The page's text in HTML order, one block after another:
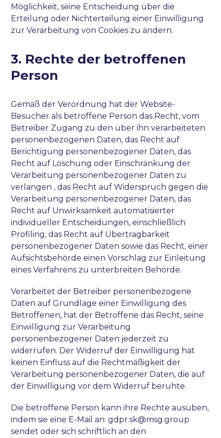
Möglichkeit, seine Entscheidung über die
Erteilung oder Nichterteilung einer Einwilligung
zur Verarbeitung von Cookies zu ändern.
3. Rechte der betroffenen
Person
Gemäß der Verordnung hat der Website-
Besucher als betroffene Person das Recht, vom
Betreiber Zugang zu den über ihn verarbeiteten
personenbezogenen Daten, das Recht auf
Berichtigung personenbezogener Daten, das
Recht auf Löschung oder Einschränkung der
Verarbeitung personenbezogener Daten zu
verlangen , das Recht auf Widerspruch gegen die
Verarbeitung personenbezogener Daten, das
Recht auf Unwirksamkeit automatisierter
individueller Entscheidungen, einschließlich
Profiling, das Recht auf Übertragbarkeit
personenbezogener Daten sowie das Recht, einer
Aufsichtsbehörde einen Vorschlag zur Einleitung
eines Verfahrens zu unterbreiten Behörde.
Verarbeitet der Betreiber personenbezogene
Daten auf Grundlage einer Einwilligung des
Betroffenen, hat der Betroffene das Recht, seine
Einwilligung zur Verarbeitung
personenbezogener Daten jederzeit zu
widerrufen. Der Widerruf der Einwilligung hat
keinen Einfluss auf die Rechtmäßigkeit der
Verarbeitung personenbezogener Daten, die auf
der Einwilligung vor dem Widerruf beruhte.
Die betroffene Person kann ihre Rechte ausüben,
indem sie eine E-Mail an: gdpr.sk@msg.group
sendet oder sich schriftlich an den